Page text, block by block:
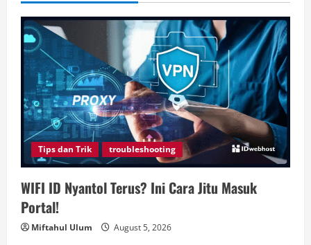
Tips dan Trik troubleshooting
WIFI ID Nyantol Terus? Ini Cara Jitu Masuk
Portal!
Miftahul Ulum August 5, 2026